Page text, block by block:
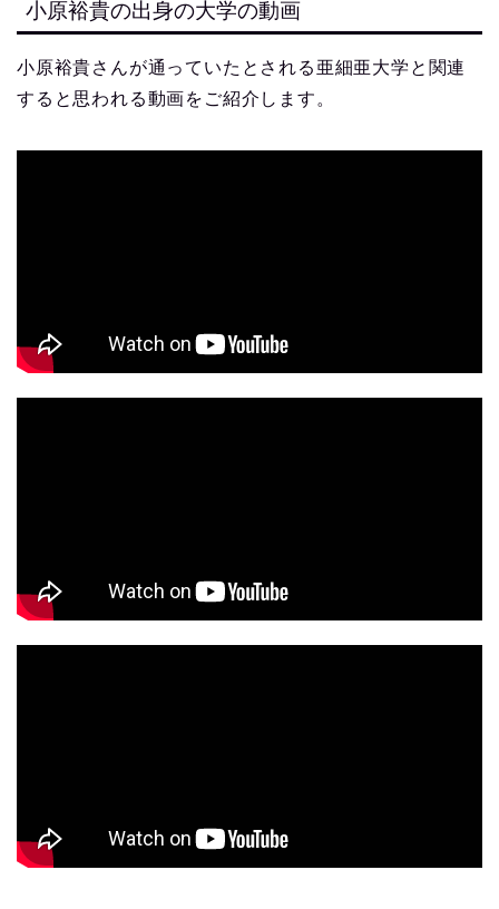
小原裕貴の出身の大学の動画
小原裕貴さんが通っていたとされる亜細亜大学と関連
すると思われる動画をご紹介します。